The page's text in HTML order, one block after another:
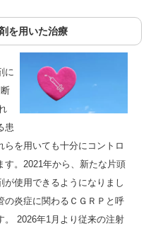
を用いた治療
に
患
を用いても十分にコントロ
す。2021年から、新たな片頭
使用できるようになりまし
の炎症に関わるＣＧＲＰと呼
。 2026年1月より従来の注射